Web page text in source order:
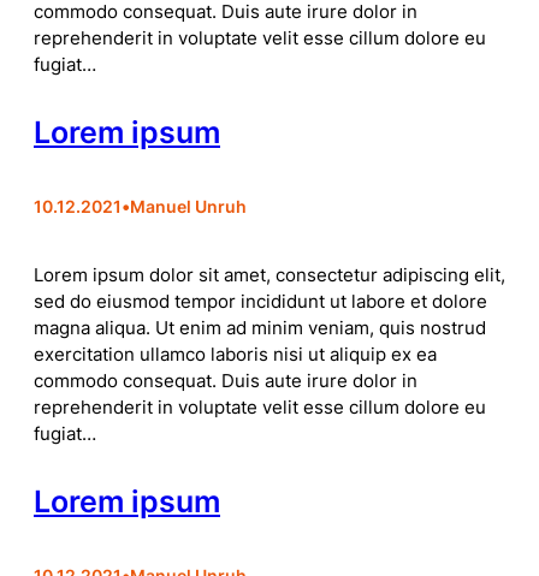
commodo consequat. Duis aute irure dolor in
reprehenderit in voluptate velit esse cillum dolore eu
fugiat…
Lorem ipsum
10.12.2021•Manuel Unruh
Lorem ipsum dolor sit amet, consectetur adipiscing elit,
sed do eiusmod tempor incididunt ut labore et dolore
magna aliqua. Ut enim ad minim veniam, quis nostrud
exercitation ullamco laboris nisi ut aliquip ex ea
commodo consequat. Duis aute irure dolor in
reprehenderit in voluptate velit esse cillum dolore eu
fugiat…
Lorem ipsum